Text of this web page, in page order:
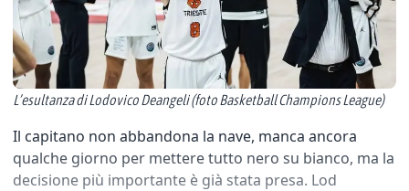
L’esultanza di Lodovico Deangeli (foto Basketball Champions League)
Il capitano non abbandona la nave, manca ancora
qualche giorno per mettere tutto nero su bianco, ma la
decisione più importante è già stata presa. Lod